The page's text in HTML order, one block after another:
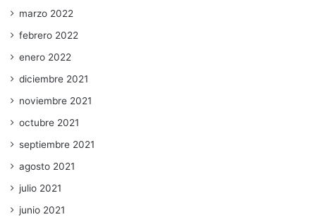
marzo 2022
febrero 2022
enero 2022
diciembre 2021
noviembre 2021
octubre 2021
septiembre 2021
agosto 2021
julio 2021
junio 2021